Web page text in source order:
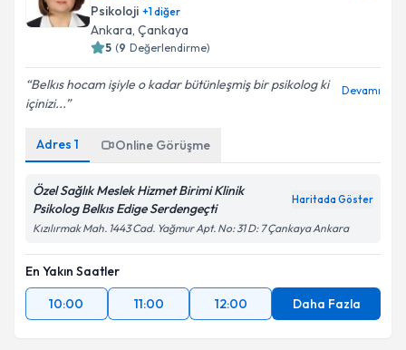
Psikoloji +1diğer
Ankara, Çankaya
5 (9 Değerlendirme)
Belkıs hocam işiyle o kadar bütünleşmiş bir psikolog ki
içinizi...
Devamı
Adres 1 Online Görüşme
Özel Sağlık Meslek Hizmet Birimi Klinik
Psikolog Belkıs Edige Serdengeçti
Haritada Göster
Kızılırmak Mah. 1443 Cad. Yağmur Apt. No: 31 D: 7 Çankaya Ankara
En Yakın Saatler
10:00
11:00 12:00 Daha Fazla